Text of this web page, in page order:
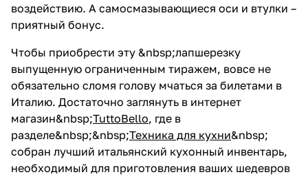
воздействию. А самосмазывающиеся оси и втулки –
приятный бонус.
Чтобы приобрести эту &nbsp;лапшерезку
выпущенную ограниченным тиражем, вовсе не
обязательно сломя голову мчаться за билетами в
Италию. Достаточно заглянуть в интернет
магазин&nbsp;TuttoBello, где в
разделе&nbsp;&nbsp;Техника для кухни&nbsp;
собран лучший итальянский кухонный инвентарь,
необходимый для приготовления ваших шедевров